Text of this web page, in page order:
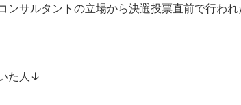
ンサルタントの立場から決選投票直前で行わ
た人↓